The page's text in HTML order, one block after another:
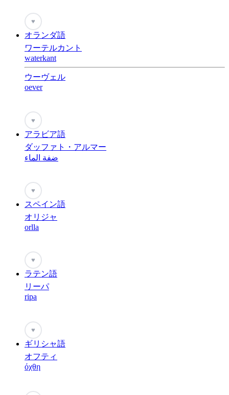
♥
オランダ語
ワーテルカント
waterkant
ウーヴェル
oever
♥
アラビア語
ダッファト・アルマー
ضفة الماء
♥
スペイン語
オリジャ
orlla
♥
ラテン語
リーパ
ripa
♥
ギリシャ語
オフティ
όχθη